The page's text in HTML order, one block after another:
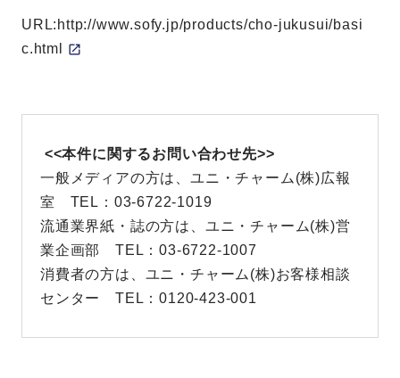
URL:http://www.sofy.jp/products/cho-jukusui/basi
c.html
<<本件に関するお問い合わせ先>>
一般メディアの方は、ユニ・チャーム(株)広報
室 TEL：03-6722-1019
流通業界紙・誌の方は、ユニ・チャーム(株)営
業企画部 TEL：03-6722-1007
消費者の方は、ユニ・チャーム(株)お客様相談
センター TEL：0120-423-001